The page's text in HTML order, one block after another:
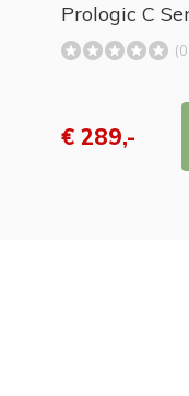
Prologic C
€ 289,-